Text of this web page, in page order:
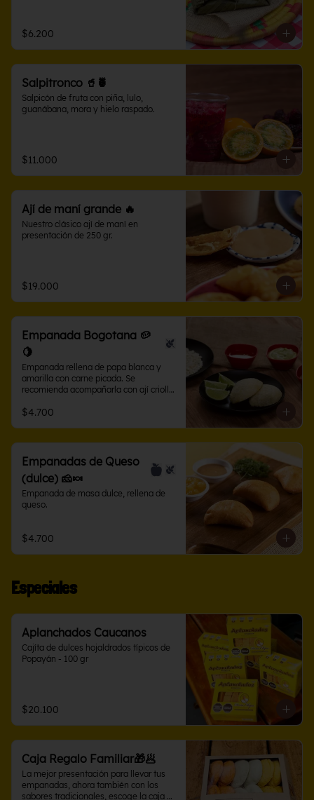
$6.200
Salpitronco 🥤🍍
Salpicón de fruta con piña, lulo,
guanábana, mora y hielo raspado.
$11.000
Ají de maní grande 🔥
Nuestro clásico ají de maní en
presentación de 250 gr.
$19.000
Empanada Bogotana 🥔
🍋
Empanada rellena de papa blanca y
amarilla con carne picada. Se
recomienda acompañarla con ají criollo
$4.700
Empanadas de Queso
(dulce) 🧀🍬
Empanada de masa dulce, rellena de
queso.
$4.700
Especiales
Aplanchados Caucanos
Cajíta de dulces hojaldrados típicos de
Popayán - 100 gr
$20.100
Caja Regalo Familiar🎁🥟
La mejor presentación para llevar tus
empanadas, ahora también con los
sabores tradicionales, escoge la caja